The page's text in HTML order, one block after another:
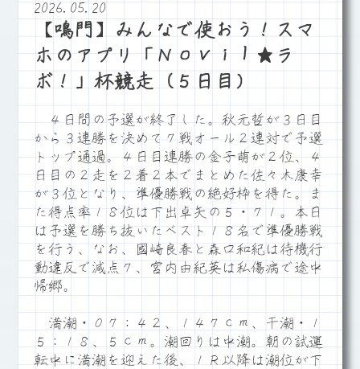
2026.05.20
【鳴門】みんなで使おう！スマ
ホのアプリ「Ｎｏｖｉｌ★ラ
ボ！」杯競走（５日目）
４日間の予選が終了した。秋元哲が３日目
から３連勝を決めて７戦オール２連対で予選
トップ通過。４日目連勝の金子萌が２位、４
日目の２走を２着２本でまとめた佐々木康幸
が３位となり、準優勝戦の絶好枠を得た。ま
た得点率１８位は下出卓矢の５・７１。本日
は予選を勝ち抜いたベスト１８名で準優勝戦
を行う、なお、國崎良春と森口和紀は待機行
動違反で減点７、宮内由紀英は私傷病で途中
帰郷。
満潮・０７：４２、１４７ｃｍ、干潮・１
５：１８、５ｃｍ。潮回りは中潮。朝の試運
転中に満潮を迎えた後、１Ｒ以降は潮位が下